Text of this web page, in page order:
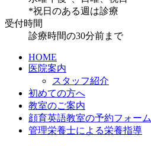
*祝日のある週は診療
受付時間
診療時間の30分前まで
HOME
医院案内
スタッフ紹介
初めての方へ
教室のご案内
顔育英語教室の予約フォーム
管理栄養士による栄養指導